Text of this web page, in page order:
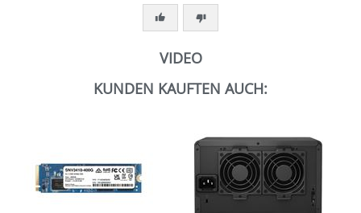
VIDEO
KUNDEN KAUFTEN AUCH: